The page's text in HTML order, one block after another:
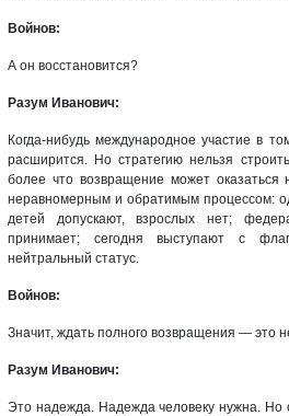
Войнов:
А он восстановится?
Разум Иванович:
Когда-нибудь международное участие в
расширится. Но стратегию нельзя
более что возвращение может
неравномерным и обратимым процессом:
детей допускают, взрослых нет;
принимает; сегодня выступают с
нейтральный статус.
Войнов:
Значит, ждать полного возвращения — это
Разум Иванович:
Это надежда. Надежда человеку нужна. Но